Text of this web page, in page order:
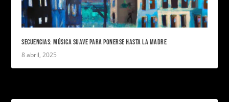
SECUENCIAS: MÚSICA SUAVE PARA PONERSE HASTA LA MADRE
8 abril, 2025